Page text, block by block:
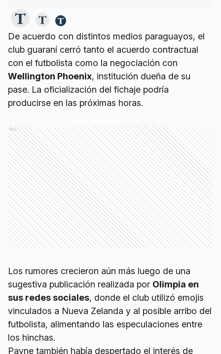
De acuerdo con distintos medios paraguayos, el
club guaraní cerró tanto el acuerdo contractual
con el futbolista como la negociación con
Wellington Phoenix, institución dueña de su
pase. La oficialización del fichaje podría
producirse en las próximas horas.
Ads
Los rumores crecieron aún más luego de una
sugestiva publicación realizada por Olimpia en
sus redes sociales, donde el club utilizó emojis
vinculados a Nueva Zelanda y al posible arribo del
futbolista, alimentando las especulaciones entre
los hinchas.
Payne también había despertado el interés de